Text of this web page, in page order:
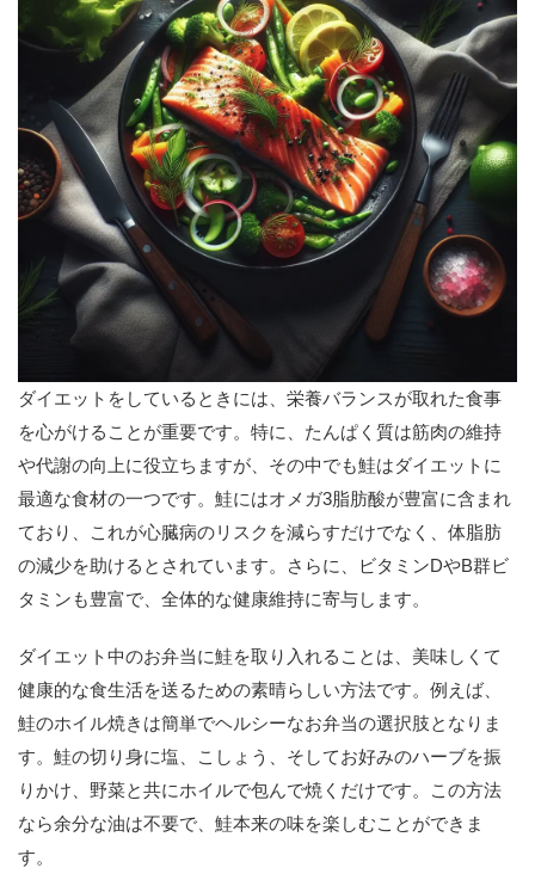
ダイエットをしているときには、栄養バランスが取れた食事
を心がけることが重要です。特に、たんぱく質は筋肉の維持
や代謝の向上に役立ちますが、その中でも鮭はダイエットに
最適な食材の一つです。鮭にはオメガ3脂肪酸が豊富に含まれ
ており、これが心臓病のリスクを減らすだけでなく、体脂肪
の減少を助けるとされています。さらに、ビタミンDやB群ビ
タミンも豊富で、全体的な健康維持に寄与します。
ダイエット中のお弁当に鮭を取り入れることは、美味しくて
健康的な食生活を送るための素晴らしい方法です。例えば、
鮭のホイル焼きは簡単でヘルシーなお弁当の選択肢となりま
す。鮭の切り身に塩、こしょう、そしてお好みのハーブを振
りかけ、野菜と共にホイルで包んで焼くだけです。この方法
なら余分な油は不要で、鮭本来の味を楽しむことができま
す。